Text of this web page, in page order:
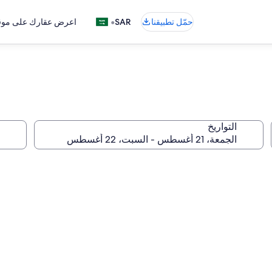
حمّل تطبيقنا SAR
• اعرض عقارك على
التواريخ